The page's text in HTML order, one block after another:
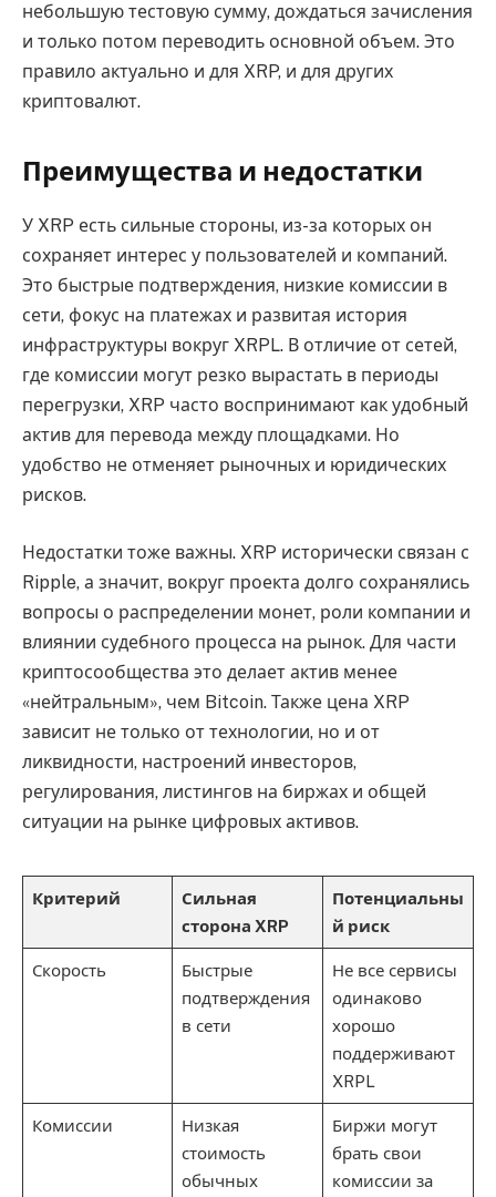
небольшую тестовую сумму, дождаться зачисления
и только потом переводить основной объем. Это
правило актуально и для XRP, и для других
криптовалют.
Преимущества и недостатки
У XRP есть сильные стороны, из-за которых он
сохраняет интерес у пользователей и компаний.
Это быстрые подтверждения, низкие комиссии в
сети, фокус на платежах и развитая история
инфраструктуры вокруг XRPL. В отличие от сетей,
где комиссии могут резко вырастать в периоды
перегрузки, XRP часто воспринимают как удобный
актив для перевода между площадками. Но
удобство не отменяет рыночных и юридических
рисков.
Недостатки тоже важны. XRP исторически связан с
Ripple, а значит, вокруг проекта долго сохранялись
вопросы о распределении монет, роли компании и
влиянии судебного процесса на рынок. Для части
криптосообщества это делает актив менее
«нейтральным», чем Bitcoin. Также цена XRP
зависит не только от технологии, но и от
ликвидности, настроений инвесторов,
регулирования, листингов на биржах и общей
ситуации на рынке цифровых активов.
Критерий
Сильная
сторона XRP
Потенциальны
й риск
Скорость
Быстрые
подтверждения
в сети
Не все сервисы
одинаково
хорошо
поддерживают
XRPL
Комиссии
Низкая
стоимость
обычных
Биржи могут
брать свои
комиссии за